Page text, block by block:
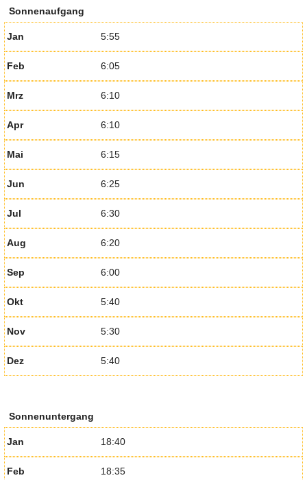
Sonnenaufgang
Jan 5:55
Feb 6:05
Mrz 6:10
Apr 6:10
Mai 6:15
Jun 6:25
Jul 6:30
Aug 6:20
Sep 6:00
Okt 5:40
Nov 5:30
Dez 5:40
Sonnenuntergang
Jan 18:40
Feb 18:35